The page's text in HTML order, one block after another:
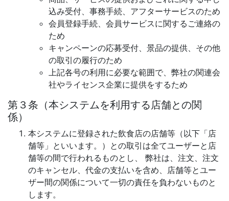
込み受付、事務手続、アフターサービスのため
会員登録手続、会員サービスに関するご連絡の
ため
キャンペーンの応募受付、景品の提供、その他
の取引の履行のため
上記各号の利用に必要な範囲で、弊社の関連会
社やライセンス企業に提供をするため
第３条（本システムを利用する店舗との関
係）
本システムに登録された飲食店の店舗等（以下「店
舗等」といいます。）との取引は全てユーザーと店
舗等の間で行われるものとし、 弊社は、注文、注文
のキャンセル、代金の支払いを含め、店舗等とユー
ザー間の関係について一切の責任を負わないものと
します。